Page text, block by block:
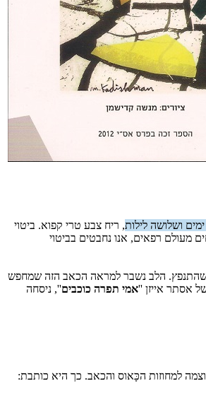
ושלושה לילות, ריח צבע טרי קפוא. ביטוי
מעולם רפאים, אנו נחבטים בביטוי
שהתנפץ. הלב נשבר למראה הכאב הזה שמחפש
אסתר אייזן ''אמי תפרה כוכבים'', ניסחה
למחוזות הכָּאוס והכאב. כך היא כותבת: